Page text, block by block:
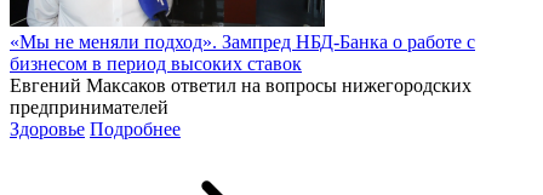
«Мы не меняли подход». Зампред НБД-Банка о работе с
бизнесом в период высоких ставок
Евгений Максаков ответил на вопросы нижегородских
предпринимателей
Здоровье Подробнее